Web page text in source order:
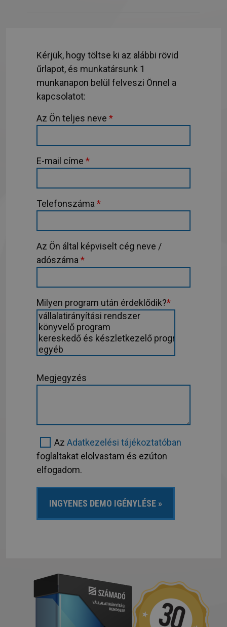
Kérjük, hogy töltse ki az alábbi rövid
űrlapot, és munkatársunk 1
munkanapon belül felveszi Önnel a
kapcsolatot:
Az Ön teljes neve *
E-mail címe *
Telefonszáma *
Az Ön által képviselt cég neve /
adószáma *
Milyen program után érdeklődik?*
Megjegyzés
Az Adatkezelési tájékoztatóban
foglaltakat elolvastam és ezúton
elfogadom.